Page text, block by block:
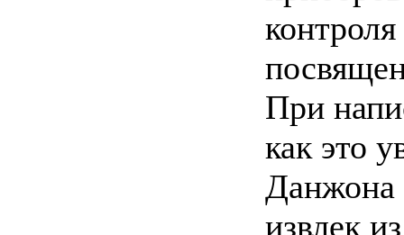
При
как это
Данжона
извлек